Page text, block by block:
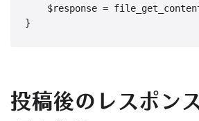
$response =
投稿後のレスポン